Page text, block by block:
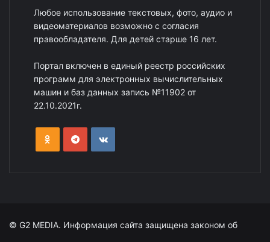
Любое использование текстовых, фото, аудио и
видеоматериалов возможно с согласия
правообладателя. Для детей старше 16 лет.
Портал включен в единый реестр российских
программ для электронных вычислительных
машин и баз данных запись №11902 от
22.10.2021г.
© G2 MEDIA. Информация сайта защищена законом об